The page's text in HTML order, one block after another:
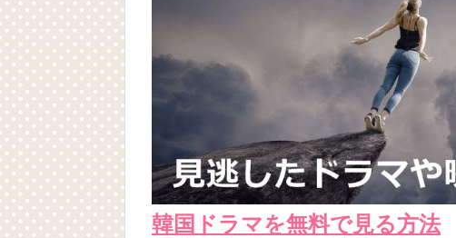
韓国ドラマを無料で見る方法